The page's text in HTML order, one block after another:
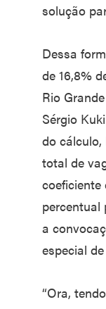
solução
Dessa
de 16,8%
Rio
Sérgio
do
total de
coeficiente
percentual
a
especial
“Ora,